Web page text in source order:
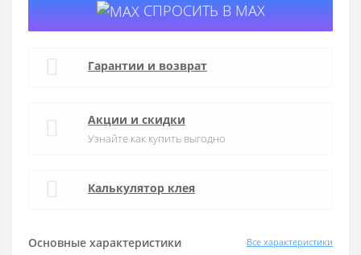
Основные характеристики Все характеристики
СПРОСИТЬ В MAX
Гарантии и возврат
Акции и скидки
Узнайте как купить выгодно
Калькулятор клея